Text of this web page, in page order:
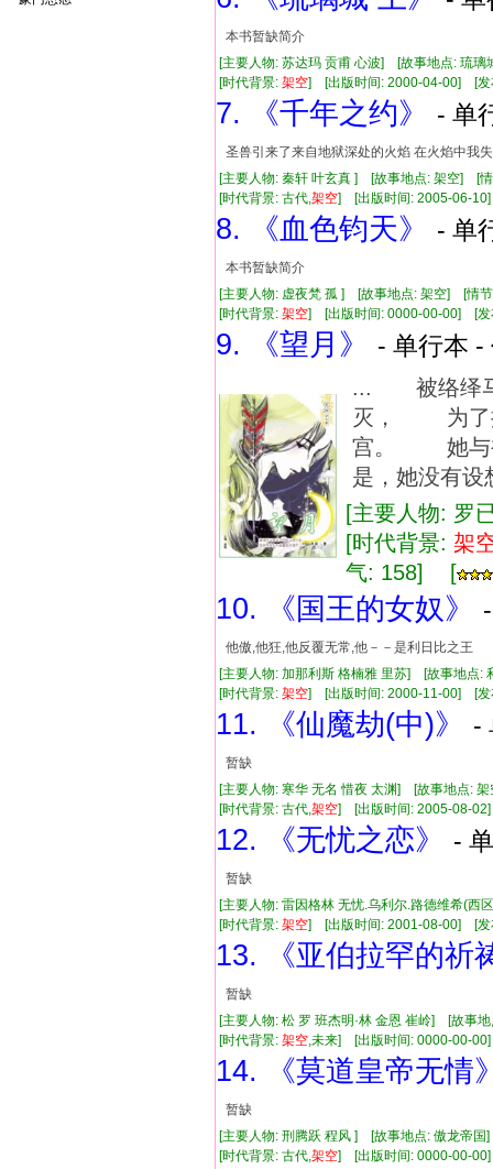
本书暂缺简介
[主要人物: 苏达玛 贡甫 心波] [故事地点: 琉
[时代背景: 架空] [出版时间: 2000-04-00] [发
7. 《千年之约》 - 单
圣兽引来了来自地狱深处的火焰 在火焰中我
[主要人物: 秦轩 叶玄真 ] [故事地点: 架空] [
[时代背景: 古代,架空] [出版时间: 2005-06-
8. 《血色钧天》 - 单
本书暂缺简介
[主要人物: 虚夜梵 孤 ] [故事地点: 架空] [情
[时代背景: 架空] [出版时间: 0000-00-00] [
9. 《望月》 - 单行本
... 被络绎马
灭， 为了
宫。 她与
是，她没有设
[主要人物:
[时代背景: 架
气: 158] [
10. 《国王的女奴》
他傲,他狂,他反覆无常,他－－是利日比之王
[主要人物: 加那利斯 格楠雅 里苏] [故事地
[时代背景: 架空] [出版时间: 2000-11-00] [
11. 《仙魔劫(中)》 -
暂缺
[主要人物: 寒华 无名 惜夜 太渊] [故事地点:
[时代背景: 古代,架空] [出版时间: 2005-08-
12. 《无忧之恋》 -
暂缺
[主要人物: 雷因格林 无忧.乌利尔.路德维希(
[时代背景: 架空] [出版时间: 2001-08-00] [
13. 《亚伯拉罕的祈
暂缺
[主要人物: 松 罗 班杰明·林 金恩 崔岭] [故
[时代背景: 架空,未来] [出版时间: 0000-00-
14. 《莫道皇帝无情
暂缺
[主要人物: 刑腾跃 程风 ] [故事地点: 傲龙帝
[时代背景: 古代,架空] [出版时间: 0000-00-